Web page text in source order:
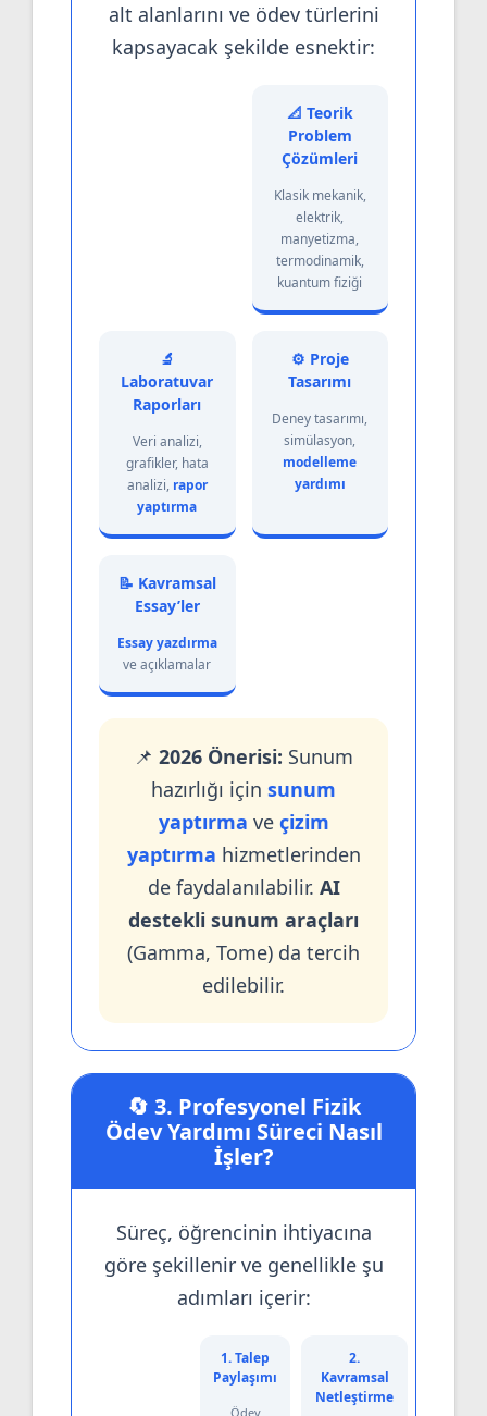
alt alanlarını ve ödev türlerini
kapsayacak şekilde esnektir:
📐 Teorik
Problem
Çözümleri
Klasik mekanik,
elektrik,
manyetizma,
termodinamik,
kuantum fiziği
🔬
Laboratuvar
Raporları
Veri analizi,
grafikler, hata
analizi, rapor
yaptırma
⚙️ Proje
Tasarımı
Deney tasarımı,
simülasyon,
modelleme
yardımı
📝 Kavramsal
Essay’ler
Essay yazdırma
ve açıklamalar
📌 2026 Önerisi: Sunum
hazırlığı için sunum
yaptırma ve çizim
yaptırma hizmetlerinden
de faydalanılabilir. AI
destekli sunum araçları
(Gamma, Tome) da tercih
edilebilir.
🔄 3. Profesyonel Fizik
Ödev Yardımı Süreci Nasıl
İşler?
Süreç, öğrencinin ihtiyacına
göre şekillenir ve genellikle şu
adımları içerir:
1. Talep
Paylaşımı
Ödev
2.
Kavramsal
Netleştirme